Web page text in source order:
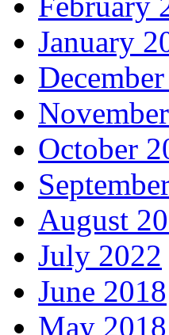
January
October
August
July 2022
June 2018
May 2018